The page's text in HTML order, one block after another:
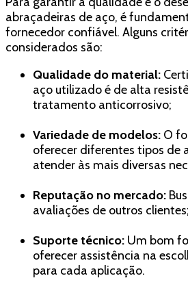
abraçadeiras de aço, é
fornecedor confiável. Alguns
considerados são:
Qualidade do material:
aço utilizado é de alta
tratamento anticorrosivo;
Variedade de modelos: O
oferecer diferentes tipos de
atender às mais diversas
Reputação no mercado:
avaliações de outros clientes;
Suporte técnico: Um bom
oferecer assistência na
para cada aplicação.